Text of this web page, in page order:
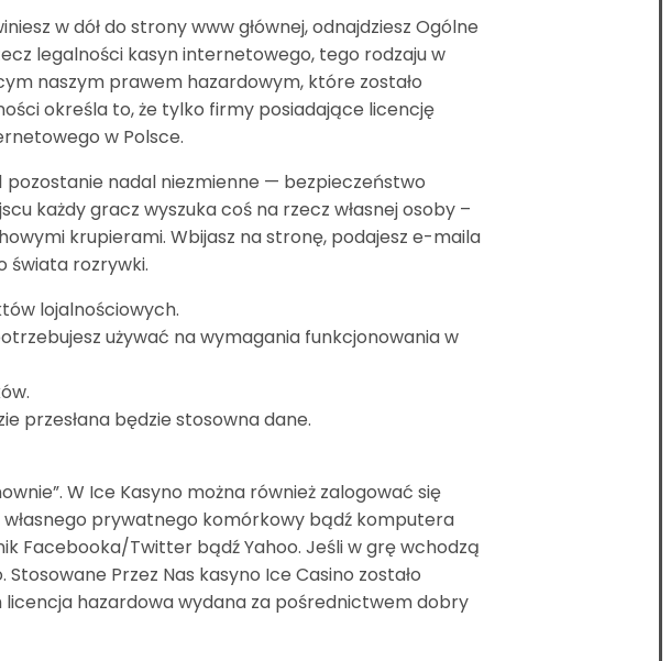
w dół do strony www głównej, odnajdziesz Ogólne
legalności kasyn internetowego, tego rodzaju w
naszym prawem hazardowym, które zostało
określa to, że tylko firmy posiadające licencję
w Polsce.
pozostanie nadal niezmienne — bezpieczeństwo
każdy gracz wyszuka coś na rzecz własnej osoby –
krupierami. Wbijasz na stronę, podajesz e-maila
świata rozrywki.
lojalnościowych.
używać na wymagania funkcjonowania w
przesłana będzie stosowna dane.
W Ice Kasyno można również zalogować się
własnego prywatnego komórkowy bądź komputera
Facebooka/Twitter bądź Yahoo. Jeśli w grę wchodzą
Przez Nas kasyno Ice Casino zostało
hazardowa wydana za pośrednictwem dobry